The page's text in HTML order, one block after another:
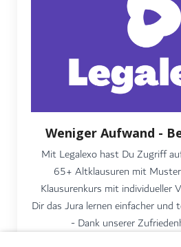
Weniger Aufwand -
Mit Legalexo hast Du Zugriff
65+ Altklausuren mit
Klausurenkurs mit individueller
Dir das Jura lernen einfacher und
- Dank unserer